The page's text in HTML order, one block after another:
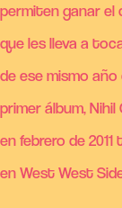
permiten ganar el
que les lleva a
de ese mismo
primer álbum,
en febrero de
en West West